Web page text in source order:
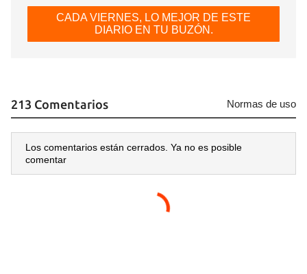
CADA VIERNES, LO MEJOR DE ESTE
DIARIO EN TU BUZÓN.
213 Comentarios Normas de uso
Los comentarios están cerrados. Ya no es posible
comentar